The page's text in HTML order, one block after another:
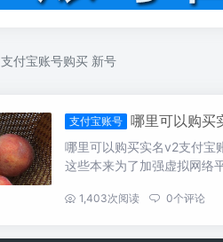
支付宝账号购买 新号
支付宝账号 哪里可以购买
哪里可以购买实名v2支付宝
这些本来为了加强虚拟网络
... 1,403次阅读 0个评论